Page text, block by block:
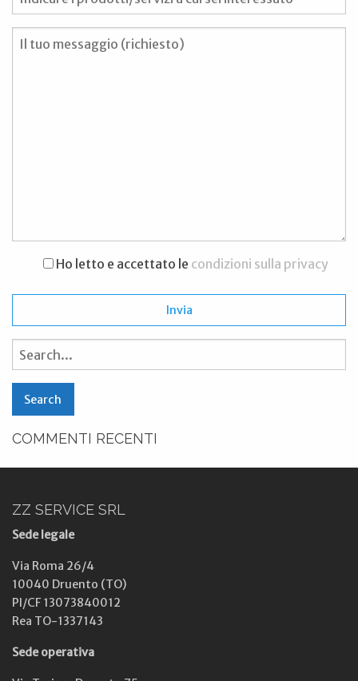
Ho letto e accettato le condizioni sulla privacy
Search
for:
COMMENTI RECENTI
ZZ SERVICE SRL
Sede legale
Via Roma 26/4
10040 Druento (TO)
PI/CF 13073840012
Rea TO-1337143
Sede operativa